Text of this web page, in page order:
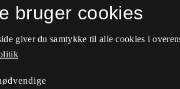
bruger cookies
giver du samtykke til alle cookies i